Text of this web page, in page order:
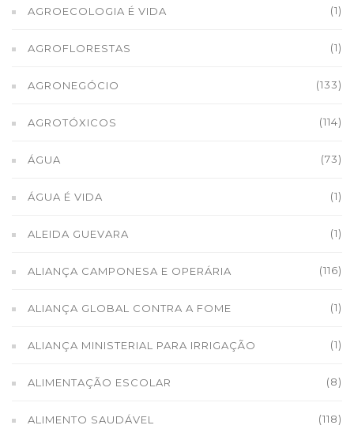
AGROECOLOGIA É VIDA (1)
AGROFLORESTAS (1)
AGRONEGÓCIO (133)
AGROTÓXICOS (114)
ÁGUA (73)
ÁGUA É VIDA (1)
ALEIDA GUEVARA (1)
ALIANÇA CAMPONESA E OPERÁRIA (116)
ALIANÇA GLOBAL CONTRA A FOME (1)
ALIANÇA MINISTERIAL PARA IRRIGAÇÃO (1)
ALIMENTAÇÃO ESCOLAR (8)
ALIMENTO SAUDÁVEL (118)